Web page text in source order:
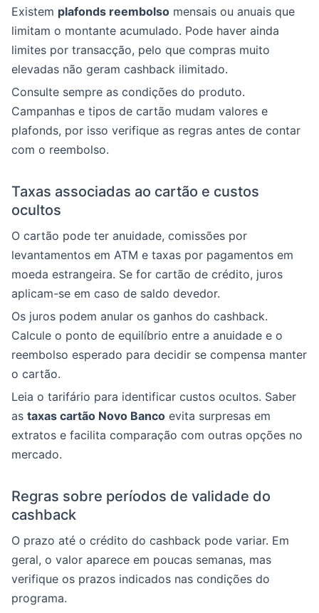
Existem plafonds reembolso mensais ou anuais que
limitam o montante acumulado. Pode haver ainda
limites por transacção, pelo que compras muito
elevadas não geram cashback ilimitado.
Consulte sempre as condições do produto.
Campanhas e tipos de cartão mudam valores e
plafonds, por isso verifique as regras antes de contar
com o reembolso.
Taxas associadas ao cartão e custos
ocultos
O cartão pode ter anuidade, comissões por
levantamentos em ATM e taxas por pagamentos em
moeda estrangeira. Se for cartão de crédito, juros
aplicam-se em caso de saldo devedor.
Os juros podem anular os ganhos do cashback.
Calcule o ponto de equilíbrio entre a anuidade e o
reembolso esperado para decidir se compensa manter
o cartão.
Leia o tarifário para identificar custos ocultos. Saber
as taxas cartão Novo Banco evita surpresas em
extratos e facilita comparação com outras opções no
mercado.
Regras sobre períodos de validade do
cashback
O prazo até o crédito do cashback pode variar. Em
geral, o valor aparece em poucas semanas, mas
verifique os prazos indicados nas condições do
programa.